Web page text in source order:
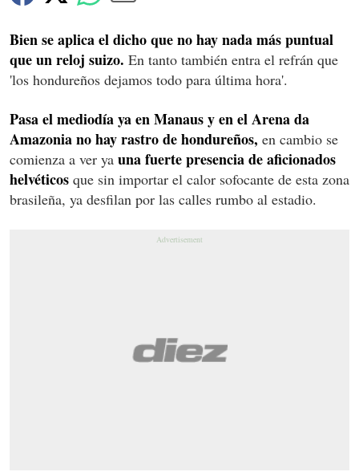
Bien se aplica el dicho que no hay nada más puntual
que un reloj suizo. En tanto también entra el refrán que
'los hondureños dejamos todo para última hora'.
Pasa el mediodía ya en Manaus y en el Arena da
Amazonia no hay rastro de hondureños, en cambio se
comienza a ver ya una fuerte presencia de aficionados
helvéticos que sin importar el calor sofocante de esta zona
brasileña, ya desfilan por las calles rumbo al estadio.